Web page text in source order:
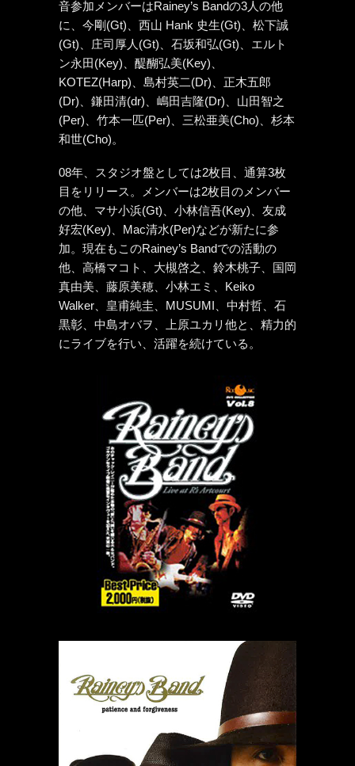
音参加メンバーはRainey’s Bandの3人の他
に、今剛(Gt)、西山 Hank 史生(Gt)、松下誠
(Gt)、庄司厚人(Gt)、石坂和弘(Gt)、エルト
ン永田(Key)、醍醐弘美(Key)、
KOTEZ(Harp)、島村英二(Dr)、正木五郎
(Dr)、鎌田清(dr)、嶋田吉隆(Dr)、山田智之
(Per)、竹本一匹(Per)、三松亜美(Cho)、杉本
和世(Cho)。
08年、スタジオ盤としては2枚目、通算3枚
目をリリース。メンバーは2枚目のメンバー
の他、マサ小浜(Gt)、小林信吾(Key)、友成
好宏(Key)、Mac清水(Per)などが新たに参
加。現在もこのRainey’s Bandでの活動の
他、高橋マコト、大槻啓之、鈴木桃子、国岡
真由美、藤原美穂、小林エミ、Keiko
Walker、皇甫純圭、MUSUMI、中村哲、石
黒彰、中島オバヲ、上原ユカリ他と、精力的
にライブを行い、活躍を続けている。